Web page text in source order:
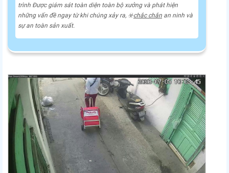
trình Được giám sát toàn diện toàn bộ xưởng và phát hiện
những vấn đề ngay từ khi chúng xảy ra, ☣️chắc chắn an ninh và
sự an toàn sản xuất.